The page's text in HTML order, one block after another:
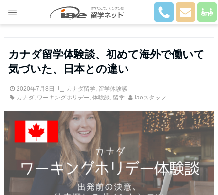
カナダ留学体験談、初めて海外で働いて
気づいた、日本との違い
2020年7月8日 カナダ留学, 留学体験談
カナダ, ワーキングホリデー, 体験談, 留学 iaeスタッフ